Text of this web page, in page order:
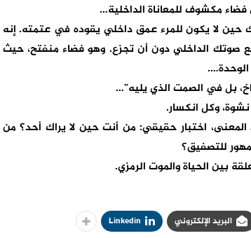
مكشوف للمعاناة الداخلية…
حين لا يكون للمرء عمق داخلي يقوده في عتمته. إنه
صوتك الداخلي دون أن تجزع. وهو فضاء منفتح، حيث
الوحدة….
بل في الصمت الذي يليه”…
وكل انكسار.
اختبار حقيقي: من أنت حين لا يراك أحد؟ من
للتصفيق؟
بين الحياة والموت الرمزي.
البريد الإلكتروني Linkedin